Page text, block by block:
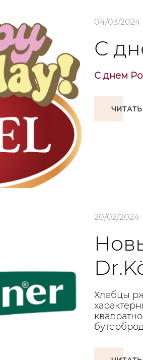
04/03/2024
С
С днем
20/02/2024
Хлебцы